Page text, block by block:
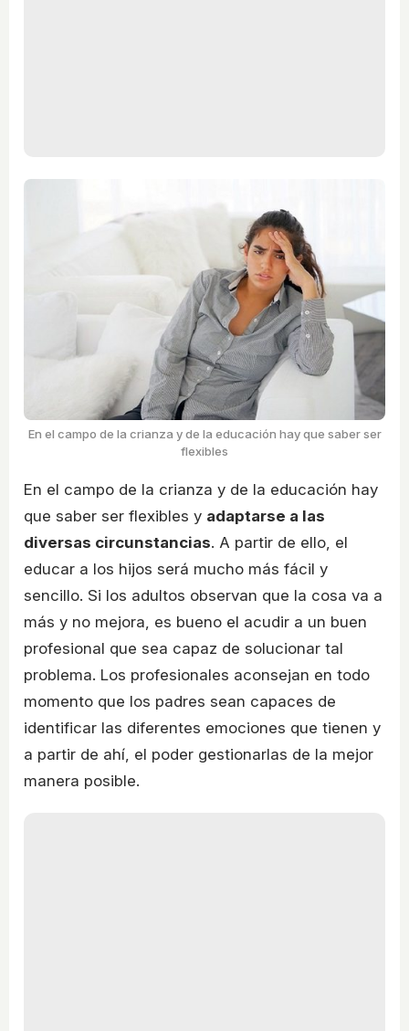
En el campo de la crianza y de la educación hay que saber ser
flexibles
En el campo de la crianza y de la educación hay
que saber ser flexibles y adaptarse a las
diversas circunstancias. A partir de ello, el
educar a los hijos será mucho más fácil y
sencillo. Si los adultos observan que la cosa va a
más y no mejora, es bueno el acudir a un buen
profesional que sea capaz de solucionar tal
problema. Los profesionales aconsejan en todo
momento que los padres sean capaces de
identificar las diferentes emociones que tienen y
a partir de ahí, el poder gestionarlas de la mejor
manera posible.